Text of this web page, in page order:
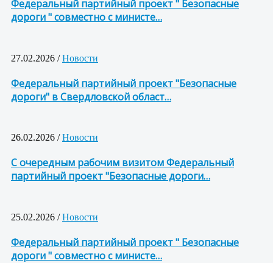
Федеральный партийный проект " Безопасные
дороги " совместно с министе…
27.02.2026 /Новости
Федеральный партийный проект "Безопасные
дороги" в Свердловской област…
26.02.2026 /Новости
С очередным рабочим визитом Федеральный
партийный проект "Безопасные дороги…
25.02.2026 /Новости
Федеральный партийный проект " Безопасные
дороги " совместно с министе…